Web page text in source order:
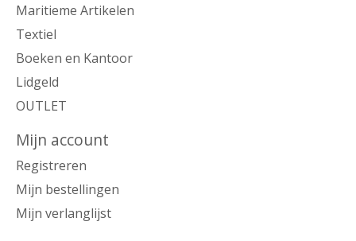
Maritieme Artikelen
Textiel
Boeken en Kantoor
Lidgeld
OUTLET
Mijn account
Registreren
Mijn bestellingen
Mijn verlanglijst